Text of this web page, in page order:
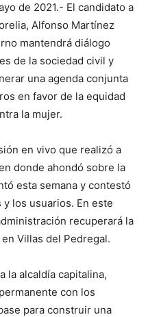
de 2021.- El candidato a
Alfonso Martínez
mantendrá diálogo
de la sociedad civil y
una agenda conjunta
en favor de la equidad
la mujer.
en vivo que realizó a
donde ahondó sobre la
esta semana y contestó
y los usuarios. En este
recuperará la
Villas del Pedregal.
la alcaldía capitalina,
con los
para construir una